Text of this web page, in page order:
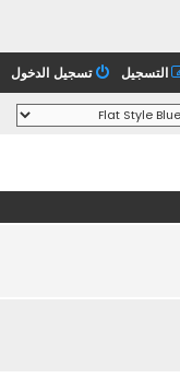
تسجيل الدخول التسجيل